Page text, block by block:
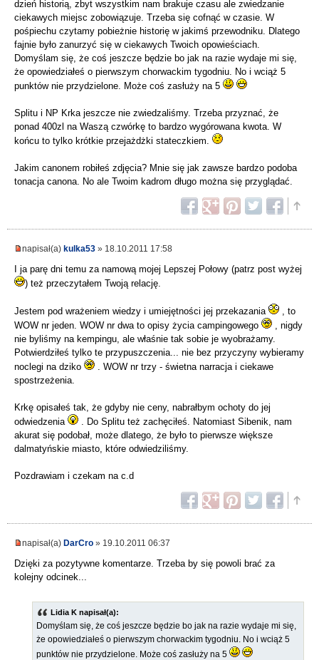
dzień historią, zbyt wszystkim nam brakuje czasu ale zwiedzanie
ciekawych miejsc zobowiązuje. Trzeba się cofnąć w czasie. W
pośpiechu czytamy pobieżnie historię w jakimś przewodniku. Dlatego
fajnie było zanurzyć się w ciekawych Twoich opowieściach.
Domyślam się, że coś jeszcze będzie bo jak na razie wydaje mi się,
że opowiedziałeś o pierwszym chorwackim tygodniu. No i wciąż 5
punktów nie przydzielone. Może coś zasłuży na 5
Splitu i NP Krka jeszcze nie zwiedzaliśmy. Trzeba przyznać, że
ponad 400zl na Waszą czwórkę to bardzo wygórowana kwota. W
końcu to tylko krótkie przejażdżki stateczkiem.
Jakim canonem robiłeś zdjęcia? Mnie się jak zawsze bardzo podoba
tonacja canona. No ale Twoim kadrom długo można się przyglądać.
napisał(a) kulka53 » 18.10.2011 17:58
I ja parę dni temu za namową mojej Lepszej Połowy (patrz post wyżej
) też przeczytałem Twoją relację.
Jestem pod wrażeniem wiedzy i umiejętności jej przekazania
, to
WOW nr jeden. WOW nr dwa to opisy życia campingowego
, nigdy
nie byliśmy na kempingu, ale właśnie tak sobie je wyobrażamy.
Potwierdziłeś tylko te przypuszczenia... nie bez przyczyny wybieramy
noclegi na dziko
. WOW nr trzy - świetna narracja i ciekawe
spostrzeżenia.
Krkę opisałeś tak, że gdyby nie ceny, nabrałbym ochoty do jej
odwiedzenia
. Do Splitu też zachęciłeś. Natomiast Sibenik, nam
akurat się podobał, może dlatego, że było to pierwsze większe
dalmatyńskie miasto, które odwiedziliśmy.
Pozdrawiam i czekam na c.d
napisał(a) DarCro » 19.10.2011 06:37
Dzięki za pozytywne komentarze. Trzeba by się powoli brać za
kolejny odcinek...
Lidia K napisał(a):
Domyślam się, że coś jeszcze będzie bo jak na razie wydaje mi się,
że opowiedziałeś o pierwszym chorwackim tygodniu. No i wciąż 5
punktów nie przydzielone. Może coś zasłuży na 5